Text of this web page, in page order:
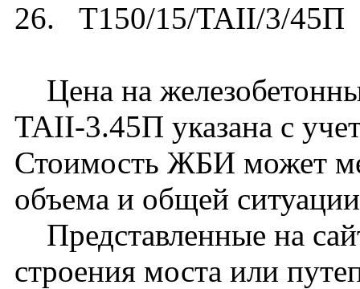
26. Т150/15/TAII/3/45П
Цена на
TAII-3.45П указана с
Стоимость ЖБИ может
объема и общей
Представленные на
строения моста или